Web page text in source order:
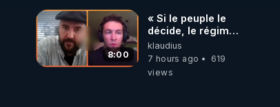
8:00
« Si le peuple le
décide, le régime
peut tomber
demain ! »
klaudius
7 hours ago
619
views